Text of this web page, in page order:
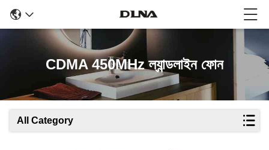
CDMA 450MHz ল্যান্ডলাইন ফোন
All Category